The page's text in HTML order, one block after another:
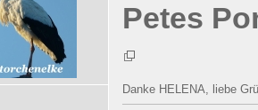
Petes
Danke HELENA, liebe